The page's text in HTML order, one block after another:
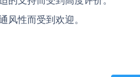
风性而受到欢迎。